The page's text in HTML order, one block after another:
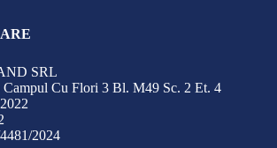
SRL
Campul Cu Flori 3 Bl. M49 Sc. 2 Et. 4
2024